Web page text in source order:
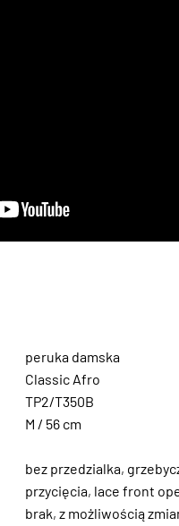
peruka damska
Classic Afro
TP2/T350B
M / 56 cm
bez przedzialka,
przycięcia, lace front
brak, z możliwością